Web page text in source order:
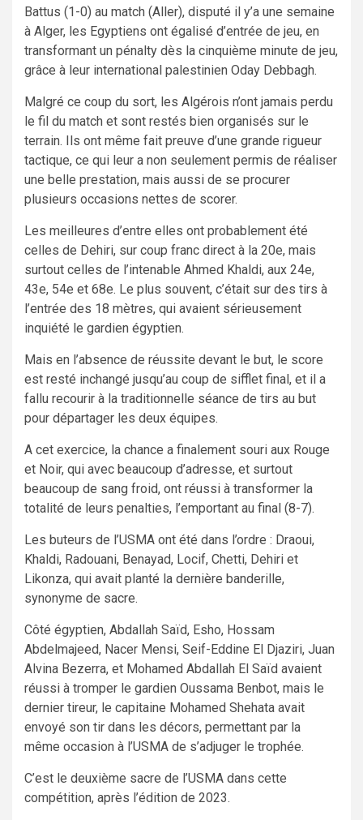
Battus (1-0) au match (Aller), disputé il y’a une semaine
à Alger, les Egyptiens ont égalisé d’entrée de jeu, en
transformant un pénalty dès la cinquième minute de jeu,
grâce à leur international palestinien Oday Debbagh.
Malgré ce coup du sort, les Algérois n’ont jamais perdu
le fil du match et sont restés bien organisés sur le
terrain. Ils ont même fait preuve d’une grande rigueur
tactique, ce qui leur a non seulement permis de réaliser
une belle prestation, mais aussi de se procurer
plusieurs occasions nettes de scorer.
Les meilleures d’entre elles ont probablement été
celles de Dehiri, sur coup franc direct à la 20e, mais
surtout celles de l’intenable Ahmed Khaldi, aux 24e,
43e, 54e et 68e. Le plus souvent, c’était sur des tirs à
l’entrée des 18 mètres, qui avaient sérieusement
inquiété le gardien égyptien.
Mais en l’absence de réussite devant le but, le score
est resté inchangé jusqu’au coup de sifflet final, et il a
fallu recourir à la traditionnelle séance de tirs au but
pour départager les deux équipes.
A cet exercice, la chance a finalement souri aux Rouge
et Noir, qui avec beaucoup d’adresse, et surtout
beaucoup de sang froid, ont réussi à transformer la
totalité de leurs penalties, l’emportant au final (8-7).
Les buteurs de l’USMA ont été dans l’ordre : Draoui,
Khaldi, Radouani, Benayad, Locif, Chetti, Dehiri et
Likonza, qui avait planté la dernière banderille,
synonyme de sacre.
Côté égyptien, Abdallah Saïd, Esho, Hossam
Abdelmajeed, Nacer Mensi, Seif-Eddine El Djaziri, Juan
Alvina Bezerra, et Mohamed Abdallah El Saïd avaient
réussi à tromper le gardien Oussama Benbot, mais le
dernier tireur, le capitaine Mohamed Shehata avait
envoyé son tir dans les décors, permettant par la
même occasion à l’USMA de s’adjuger le trophée.
C’est le deuxième sacre de l’USMA dans cette
compétition, après l’édition de 2023.